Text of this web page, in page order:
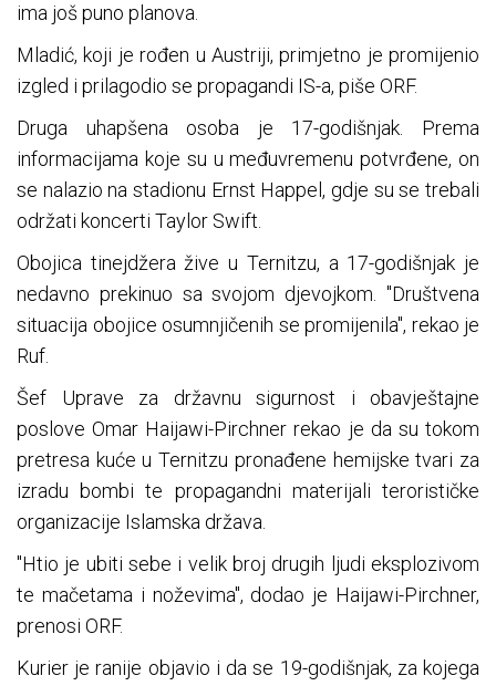
ima još puno planova.
Mladić, koji je rođen u Austriji, primjetno je promijenio
izgled i prilagodio se propagandi IS-a, piše ORF.
Druga uhapšena osoba je 17-godišnjak. Prema
informacijama koje su u međuvremenu potvrđene, on
se nalazio na stadionu Ernst Happel, gdje su se trebali
održati koncerti Taylor Swift.
Obojica tinejdžera žive u Ternitzu, a 17-godišnjak je
nedavno prekinuo sa svojom djevojkom. "Društvena
situacija obojice osumnjičenih se promijenila", rekao je
Ruf.
Šef Uprave za državnu sigurnost i obavještajne
poslove Omar Haijawi-Pirchner rekao je da su tokom
pretresa kuće u Ternitzu pronađene hemijske tvari za
izradu bombi te propagandni materijali terorističke
organizacije Islamska država.
"Htio je ubiti sebe i velik broj drugih ljudi eksplozivom
te mačetama i noževima", dodao je Haijawi-Pirchner,
prenosi ORF.
Kurier je ranije objavio i da se 19-godišnjak, za kojega